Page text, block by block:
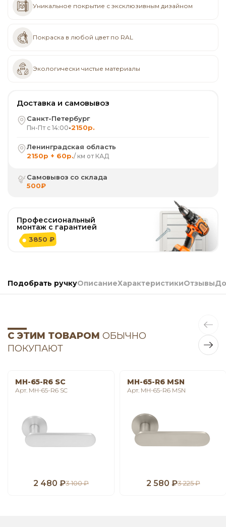
Уникальное покрытие с эксклюзивным дизайном
Покраска в любой цвет по RAL
Экологически чистые материалы
Доставка и самовывоз
Санкт-Петербург
Пн-Пт с 14:00•2150р.
Ленинградская область
2150р + 60р./ км от КАД
Самовывоз со склада
500₽
Профессиональный
монтаж с гарантией
3850 ₽
Подобрать ручкуОписаниеХарактеристикиОтзывы
С ЭТИМ ТОВАРОМ ОБЫЧНО
ПОКУПАЮТ
MH-65-R6 SC
Арт. MH-65-R6 SC
2 480 ₽3 100 ₽
MH-65-R6 MSN
Арт. MH-65-R6 MSN
2 580 ₽3 225 ₽